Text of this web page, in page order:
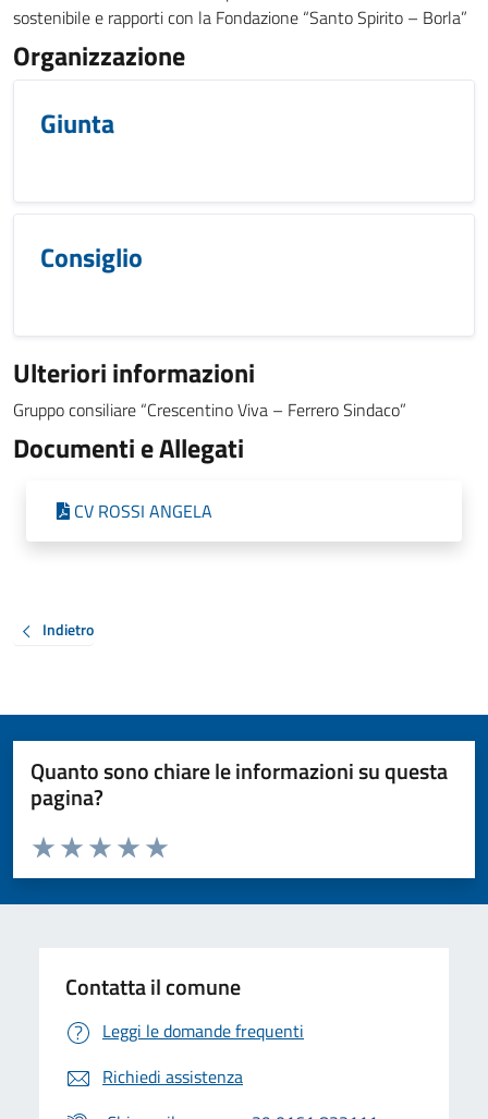
sostenibile e rapporti con la Fondazione “Santo Spirito – Borla”
Organizzazione
Giunta
Consiglio
Ulteriori informazioni
Gruppo consiliare “Crescentino Viva – Ferrero Sindaco”
Documenti e Allegati
CV ROSSI ANGELA
Indietro
Quanto sono chiare le informazioni su questa
pagina?
Valuta da 1 a 5 stelle la pagina
Valuta 5 stelle su 5
Valuta 4 stelle su 5
Valuta 3 stelle su 5
Valuta 2 stelle su 5
Valuta 1 stelle su 5
Contatta il comune
Leggi le domande frequenti
Richiedi assistenza